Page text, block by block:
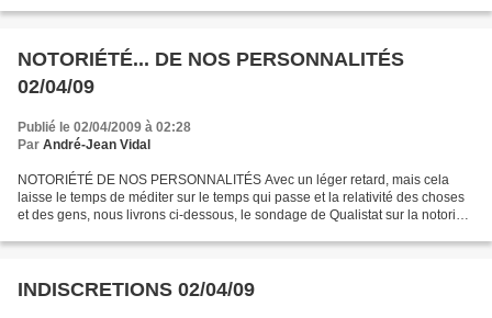
NOTORIÉTÉ... DE NOS PERSONNALITÉS
02/04/09
Publié le 02/04/2009 à 02:28
Par André-Jean Vidal
NOTORIÉTÉ DE NOS PERSONNALITÉS Avec un léger retard, mais cela
laisse le temps de méditer sur le temps qui passe et la relativité des choses
et des gens, nous livrons ci-dessous, le sondage de Qualistat sur la notoriété
INDISCRETIONS 02/04/09